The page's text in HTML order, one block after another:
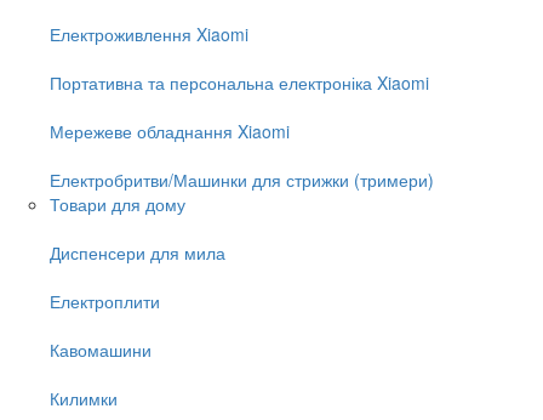
Електроживлення Xiaomi
Портативна та персональна електроніка Xiaomi
Мережеве обладнання Xiaomi
Електробритви/Машинки для стрижки (тримери)
Товари для дому
Диспенсери для мила
Електроплити
Кавомашини
Килимки